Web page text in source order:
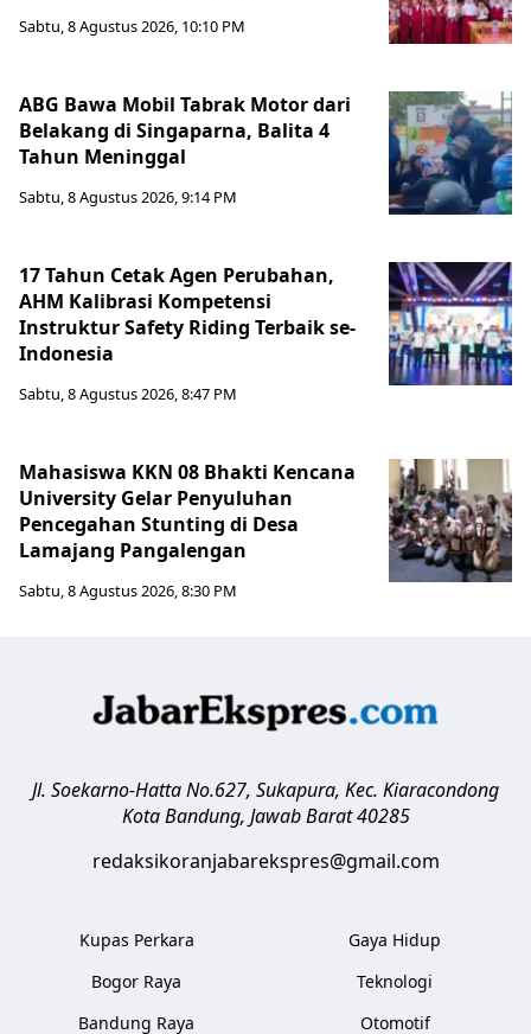
Sabtu, 8 Agustus 2026, 10:10 PM
ABG Bawa Mobil Tabrak Motor dari
Belakang di Singaparna, Balita 4
Tahun Meninggal
Sabtu, 8 Agustus 2026, 9:14 PM
17 Tahun Cetak Agen Perubahan,
AHM Kalibrasi Kompetensi
Instruktur Safety Riding Terbaik se-
Indonesia
Sabtu, 8 Agustus 2026, 8:47 PM
Mahasiswa KKN 08 Bhakti Kencana
University Gelar Penyuluhan
Pencegahan Stunting di Desa
Lamajang Pangalengan
Sabtu, 8 Agustus 2026, 8:30 PM
Jl. Soekarno-Hatta No.627, Sukapura, Kec. Kiaracondong
Kota Bandung, Jawab Barat 40285
redaksikoranjabarekspres@gmail.com
Kupas Perkara
Bogor Raya
Bandung Raya
Gaya Hidup
Teknologi
Otomotif